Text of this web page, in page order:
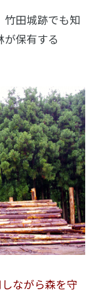
竹田城跡でも知
が保有する
ながら森を守